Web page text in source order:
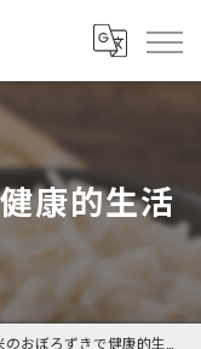
康的生活
のおぼろずきで健康的生活